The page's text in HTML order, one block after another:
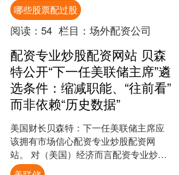
中国基金报记者 郭玟君 当地时间6月16
日至17日，美国联....
哪些股票配过股
阅读： 54 栏目： 场外配资公司
配资专业炒股配资网站 贝森
特公开“下一任美联储主席”遴
选条件：缩减职能、“往前看”
而非依赖“历史数据”
美国财长贝森特：下一任美联储主席应
该拥有市场信心配资专业炒股配资网
站。 对（美国）经济而言配资专业炒股
配资网站，（美联储）拥有一定程度上